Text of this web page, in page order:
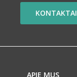
KONTAKTAI
APIE MUS